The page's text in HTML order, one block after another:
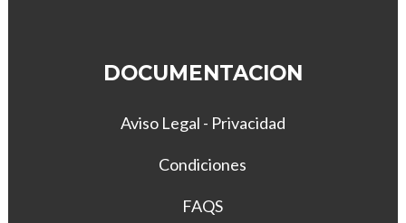
DOCUMENTACION
Aviso Legal - Privacidad
Condiciones
FAQS